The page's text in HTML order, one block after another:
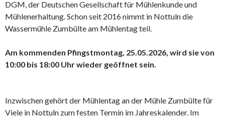
DGM, der Deutschen Gesellschaft für Mühlenkunde und
Mühlenerhaltung. Schon seit 2016 nimmt in Nottuln die
Wassermühle Zumbülte am Mühlentag teil.
Am kommenden Pfingstmontag, 25.05.2026, wird sie von
10:00 bis 18:00 Uhr wieder geöffnet sein.
Inzwischen gehört der Mühlentag an der Mühle Zumbülte für
Viele in Nottuln zum festen Termin im Jahreskalender. Im